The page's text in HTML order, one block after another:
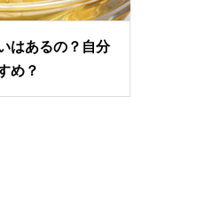
はあるの？自分
め？